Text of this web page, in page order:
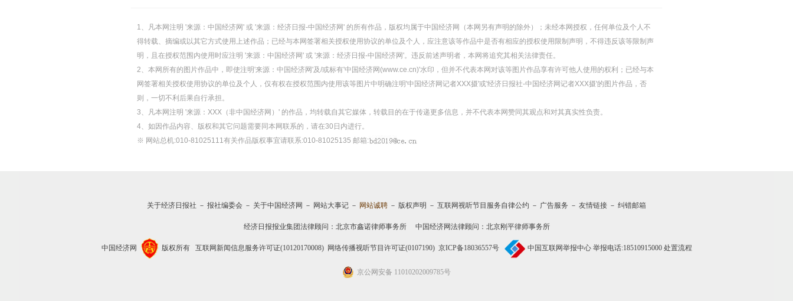
1、凡本网注明 '来源：中国经济网' 或 '来源：经济日报-中国经济网' 的所有作品，版权均属于中国经济网（本网另有声明的除外）；未经本网授权，任何单位及个人不
得转载、摘编或以其它方式使用上述作品；已经与本网签署相关授权使用协议的单位及个人，应注意该等作品中是否有相应的授权使用限制声明，不得违反该等限制声
明，且在授权范围内使用时应注明 '来源：中国经济网' 或 '来源：经济日报-中国经济网'。违反前述声明者，本网将追究其相关法律责任。
2、本网所有的图片作品中，即使注明'来源：中国经济网'及/或标有'中国经济网(www.ce.cn)'水印，但并不代表本网对该等图片作品享有许可他人使用的权利；已经与本
网签署相关授权使用协议的单位及个人，仅有权在授权范围内使用该等图片中明确注明'中国经济网记者XXX摄'或'经济日报社-中国经济网记者XXX摄'的图片作品，否
则，一切不利后果自行承担。
3、凡本网注明 '来源：XXX（非中国经济网）' 的作品，均转载自其它媒体，转载目的在于传递更多信息，并不代表本网赞同其观点和对其真实性负责。
4、如因作品内容、版权和其它问题需要同本网联系的，请在30日内进行。
※ 网站总机:010-81025111有关作品版权事宜请联系:010-81025135 邮箱:
关于经济日报社 － 报社编委会 － 关于中国经济网 － 网站大事记 － 网站诚聘 － 版权声明 － 互联网视听节目服务自律公约 － 广告服务 － 友情链接 － 纠错邮箱
经济日报报业集团法律顾问： 北京市鑫诺律师事务所中国经济网法律顾问：北京刚平律师事务所
中国经济网 版权所有 互联网新闻信息服务许可证(10120170008) 网络传播视听节目许可证(0107190) 京ICP备18036557号 中国互联网举报中心举报电话:18510915000 处置流程
京公网安备 11010202009785号